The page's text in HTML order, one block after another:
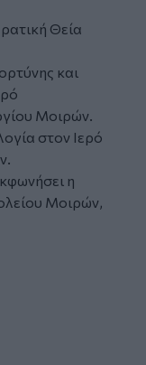
Θεία
και
Μοιρών.
στον Ιερό
η
Μοιρών,